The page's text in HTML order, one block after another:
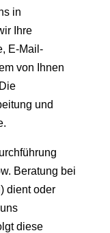
in
Ihre
E-Mail-
von Ihnen
und
Beratung bei
dient oder
diese